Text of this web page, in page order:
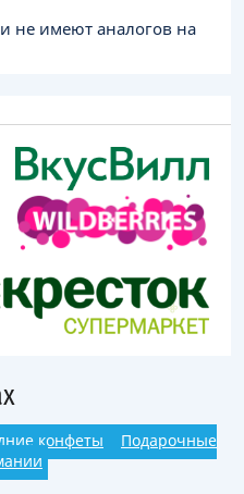
не имеют аналогов на
конфеты
Подарочные